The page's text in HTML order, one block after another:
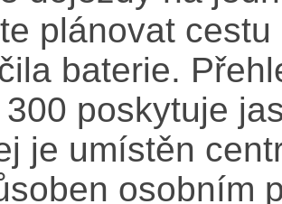
plánovat
baterie.
300 poskytuje
je umístěn
osobním